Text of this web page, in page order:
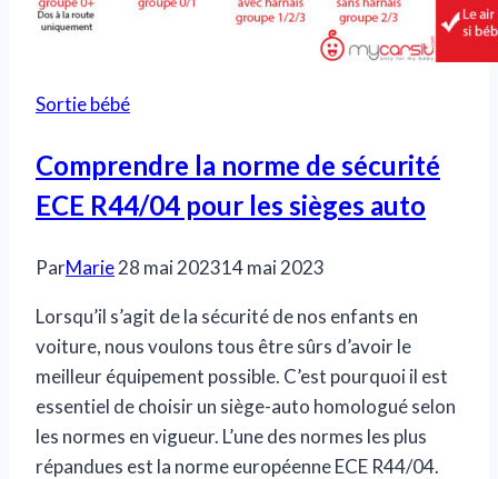
Sortie bébé
Comprendre la norme de sécurité
ECE R44/04 pour les sièges auto
ParMarie28 mai 202314 mai 2023
Lorsqu’il s’agit de la sécurité de nos enfants en
voiture, nous voulons tous être sûrs d’avoir le
meilleur équipement possible. C’est pourquoi il est
essentiel de choisir un siège-auto homologué selon
les normes en vigueur. L’une des normes les plus
répandues est la norme européenne ECE R44/04.